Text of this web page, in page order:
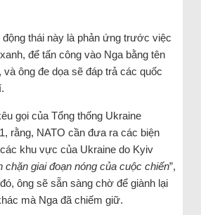
động thái này là phản ứng trước việc
để tấn công vào Nga bằng tên
ông đe dọa sẽ đáp trả các quốc
gọi của Tổng thống Ukraine
rằng, NATO cần đưa ra các biện
khu vực của Ukraine do Kyiv
chặn giai đoạn nóng của cuộc chiến”,
ông sẽ sẵn sàng chờ để giành lại
mà Nga đã chiếm giữ.